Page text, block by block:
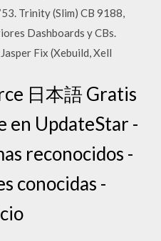
Trinity (Slim) CB 9188,
Dashboards y CBs.
Fix (Xebuild, Xell
日本語 Gratis
en UpdateStar -
reconocidos -
conocidas -